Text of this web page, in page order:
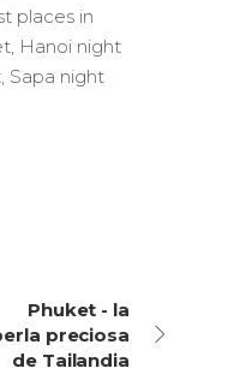
places in
Hanoi night
Sapa night
Phuket - la
preciosa
de Tailandia